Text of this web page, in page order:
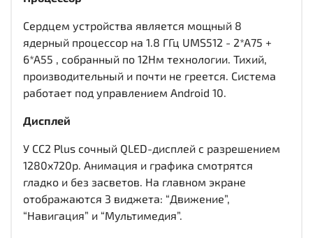
Сердцем устройства является мощный 8
ядерный процессор на 1.8 ГГц UMS512 - 2*A75 +
6*A55 , собранный по 12Нм технологии. Тихий,
производительный и почти не греется. Система
работает под управлением Android 10.
Дисплей
У CC2 Plus сочный QLED-дисплей c разрешением
1280x720р. Анимация и графика смотрятся
гладко и без засветов. На главном экране
отображаются 3 виджета: “Движение”,
“Навигация” и “Мультимедия”.